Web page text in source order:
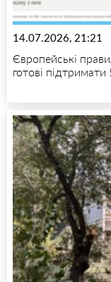
14.07.2026, 21:21
Європейські
готові підтримати